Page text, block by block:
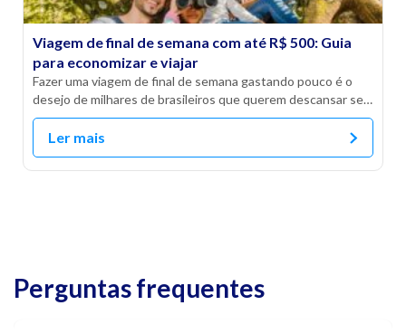
Viagem de final de semana com até R$ 500: Guia
para economizar e viajar
Fazer uma viagem de final de semana gastando pouco é o
desejo de milhares de brasileiros que querem descansar sem
[…]
Ler mais
Perguntas frequentes